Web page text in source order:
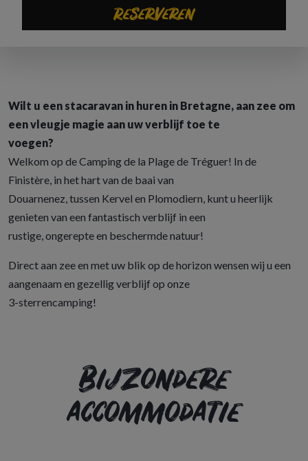
Reserveren
Wilt u een stacaravan in huren in Bretagne, aan zee om
een vleugje magie aan uw verblijf toe te
voegen?
Welkom op de Camping de la Plage de Tréguer! In de
Finistère, in het hart van de baai van
Douarnenez, tussen Kervel en Plomodiern, kunt u heerlijk
genieten van een fantastisch verblijf in een
rustige, ongerepte en beschermde natuur!
Direct aan zee en met uw blik op de horizon wensen wij u een
aangenaam en gezellig verblijf op onze
3-sterrencamping!
Bijzondere
accommodatie